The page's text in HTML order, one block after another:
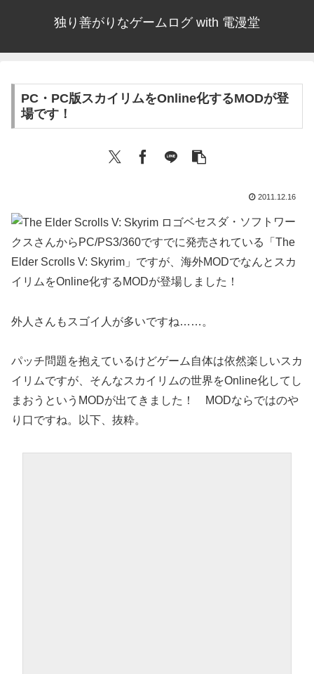
独り善がりなゲームログ with 電漫堂
PC・PC版スカイリムをOnline化するMODが登
場です！
2011.12.16
ベセスダ・ソフトワー
クスさんからPC/PS3/360ですでに発売されている「The
Elder Scrolls V: Skyrim」ですが、海外MODでなんとスカ
イリムをOnline化するMODが登場しました！
外人さんもスゴイ人が多いですね……。
パッチ問題を抱えているけどゲーム自体は依然楽しいスカ
イリムですが、そんなスカイリムの世界をOnline化してし
まおうというMODが出てきました！ MODならではのや
り口ですね。以下、抜粋。